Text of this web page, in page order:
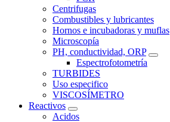
Centrifugas
Combustibles y lubricantes
Hornos e incubadoras y muflas
Microscopía
PH, conductividad, ORP
Espectrofotometría
TURBIDES
Uso especifico
VISCOSÍMETRO
Reactivos
Acidos